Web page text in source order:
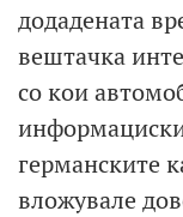
додадената
вештачка
со кои
германските
вложувале